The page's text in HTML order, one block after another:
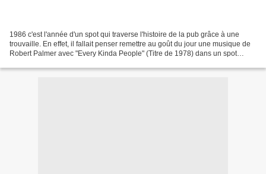
1986 c'est l'année d'un spot qui traverse l'histoire de la pub grâce à une
trouvaille. En effet, il fallait penser remettre au goût du jour une musique de
Robert Palmer avec "Every Kinda People" (Titre de 1978) dans un spot